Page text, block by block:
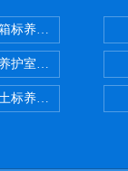
标养室 养护室设备
护室 标养室
标养室恒温恒湿设备